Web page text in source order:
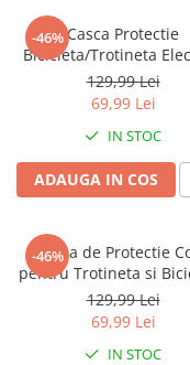
-46%Casca Protectie
Bicicleta/Trotineta
Usoara si
Marime Universala 56-
Crem
129,99 Lei
69,99 Lei
IN STOC
ADAUGA IN COS
-46%
Casca de Protectie
pentru Trotineta si
Ventilatie buna,
Reglabila, Ultra Usoara,
48-56cm
129,99 Lei
69,99 Lei
IN STOC